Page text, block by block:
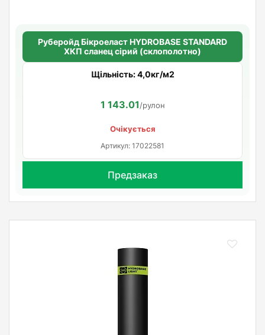
Руберойд Бiкроеласт HYDROBASE STANDARD
ХКП сланец сірий (склополотно)
Щільність: 4,0кг/м2
1 143.01/рулон
Очікується
Артикул: 17022581
Предзаказ